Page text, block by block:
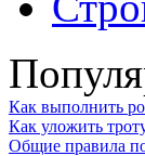
Как выполнить
Как уложить
Общие правила